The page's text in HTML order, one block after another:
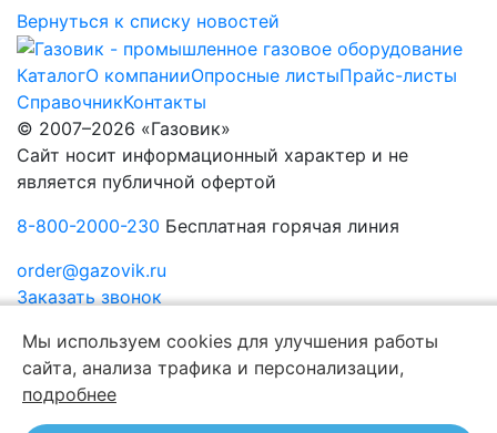
Вернуться к списку новостей
КаталогО компанииОпросные листыПрайс-листы
СправочникКонтакты
© 2007–2026 «Газовик»
Сайт носит информационный характер и не
является публичной офертой
8-800-2000-230 Бесплатная горячая линия
order@gazovik.ru
Заказать звонок
Мы используем cookies для улучшения работы
сайта, анализа трафика и персонализации,
подробнее